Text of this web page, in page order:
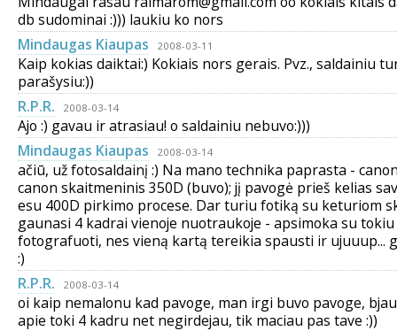
db sudominai :))) laukiu ko nors
Mindaugas Kiaupas
2008-03-11
Kaip kokias daiktai:) Kokiais nors gerais. Pvz., saldainiu
parašysiu:))
R.P.R.
2008-03-14
Ajo :) gavau ir atrasiau! o saldainiu nebuvo:)))
Mindaugas Kiaupas
2008-03-14
ačiū, už fotosaldainį :) Na mano technika paprasta -
canon skaitmeninis 350D (buvo); jį pavogė prieš kelias
esu 400D pirkimo procese. Dar turiu fotiką su keturiom
gaunasi 4 kadrai vienoje nuotraukoje - apsimoka su tokiu
fotografuoti, nes vieną kartą tereikia spausti ir ujuuup...
:)
R.P.R.
2008-03-14
oi kaip nemalonu kad pavoge, man irgi buvo pavoge,
apie toki 4 kadru net negirdejau, tik maciau pas tave :))